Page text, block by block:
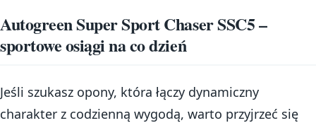
Autogreen Super Sport Chaser SSC5 –
sportowe osiągi na co dzień
Jeśli szukasz opony, która łączy dynamiczny
charakter z codzienną wygodą, warto przyjrzeć się